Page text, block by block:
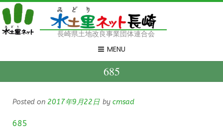
長崎県土地改良事業団体連合会
MENU
685
Posted on 2017年9月22日 by cmsad
685